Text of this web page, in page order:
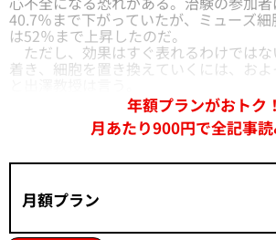
40.7％まで下がっていたが、ミューズ
は52％まで上昇したのだ。
ただし、効果はすぐ表れるわけではな
着き、細胞を置き換えていくには、お
年額プランがおトク！
月あたり900円で全記事
月額プラン